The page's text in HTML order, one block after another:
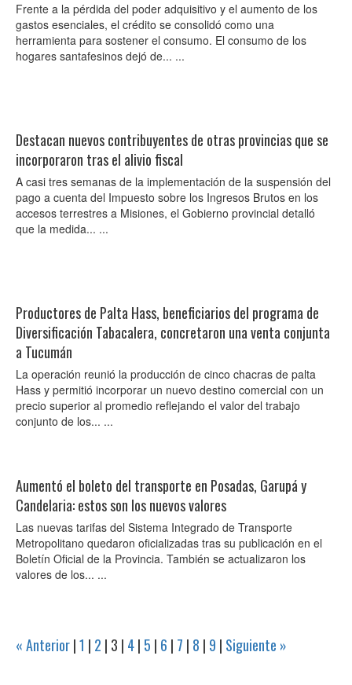
Frente a la pérdida del poder adquisitivo y el aumento de los
gastos esenciales, el crédito se consolidó como una
herramienta para sostener el consumo. El consumo de los
hogares santafesinos dejó de... ...
Destacan nuevos contribuyentes de otras provincias que se
incorporaron tras el alivio fiscal
A casi tres semanas de la implementación de la suspensión del
pago a cuenta del Impuesto sobre los Ingresos Brutos en los
accesos terrestres a Misiones, el Gobierno provincial detalló
que la medida... ...
Productores de Palta Hass, beneficiarios del programa de
Diversificación Tabacalera, concretaron una venta conjunta
a Tucumán
La operación reunió la producción de cinco chacras de palta
Hass y permitió incorporar un nuevo destino comercial con un
precio superior al promedio reflejando el valor del trabajo
conjunto de los... ...
Aumentó el boleto del transporte en Posadas, Garupá y
Candelaria: estos son los nuevos valores
Las nuevas tarifas del Sistema Integrado de Transporte
Metropolitano quedaron oficializadas tras su publicación en el
Boletín Oficial de la Provincia. También se actualizaron los
valores de los... ...
« Anterior|1 | 2 | 3 | 4| 5 | 6 | 7 | 8 | 9 | Siguiente »